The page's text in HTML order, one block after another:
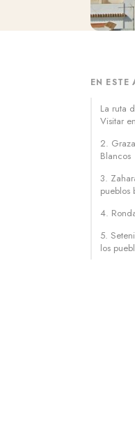
EN ESTE
La ruta
Visitar
2.
Blancos
3.
pueblos
4.
5.
los